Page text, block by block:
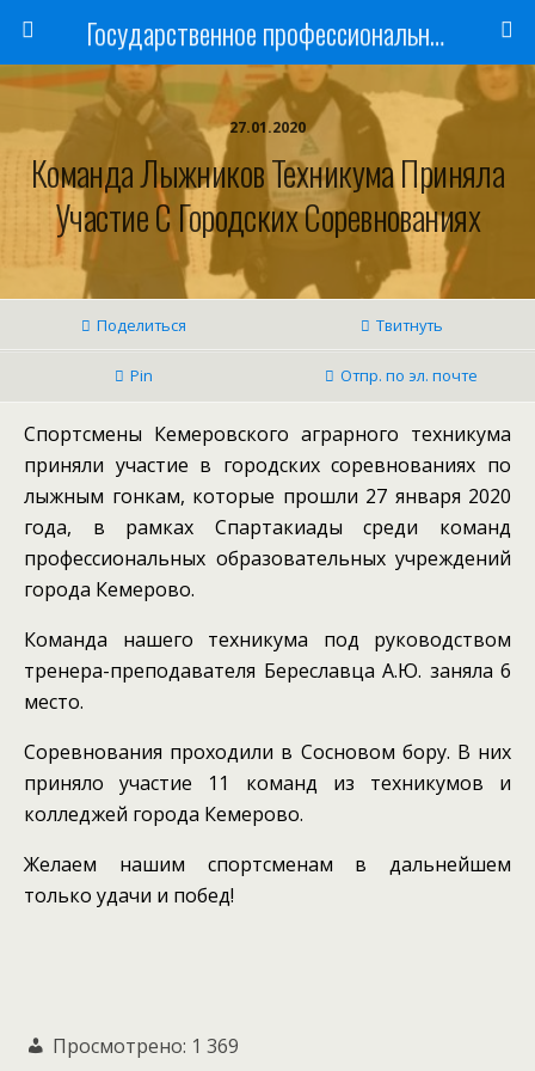
Государственное профессиональное образовательное учреждение
27.01.2020
Команда Лыжников Техникума Приняла
Участие С Городских Соревнованиях
Поделиться Твитнуть
Pin Отпр. по эл. почте
Спортсмены Кемеровского аграрного техникума
приняли участие в городских соревнованиях по
лыжным гонкам, которые прошли 27 января 2020
года, в рамках Спартакиады среди команд
профессиональных образовательных учреждений
города Кемерово.
Команда нашего техникума под руководством
тренера-преподавателя Береславца А.Ю. заняла 6
место.
Соревнования проходили в Сосновом бору. В них
приняло участие 11 команд из техникумов и
колледжей города Кемерово.
Желаем нашим спортсменам в дальнейшем
только удачи и побед!
Просмотрено: 1 369